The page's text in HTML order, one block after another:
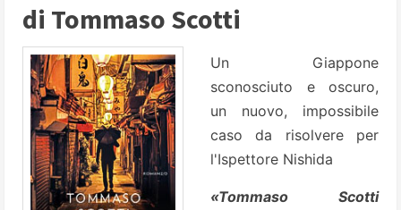
di Tommaso Scotti
Un Giappone
sconosciuto e oscuro,
un nuovo, impossibile
caso da risolvere per
l'Ispettore Nishida
«Tommaso Scotti